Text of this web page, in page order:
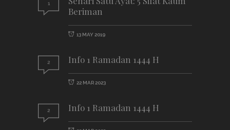
1
Beriman
13 MAY 2019
2 Info 1 Ramadan 1444 H
22 MAR 2023
2 Info 1 Ramadan 1444 H